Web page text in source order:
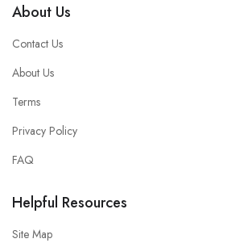
About Us
Contact Us
About Us
Terms
Privacy Policy
FAQ
Helpful Resources
Site Map